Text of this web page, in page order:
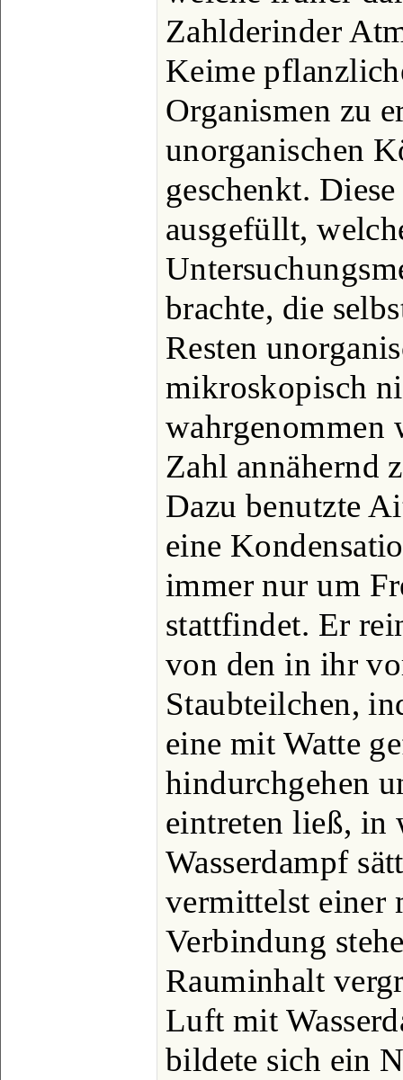
Zahlderinder
Keime
Organismen zu
unorganischen
geschenkt.
ausgefüllt,
brachte, die
Resten
mikroskopisch
wahrgenommen
Zahl annähernd
Dazu benutzte
eine
immer nur um
stattfindet. Er
von den in ihr
Staubteilchen,
eine mit Watte
hindurchgehen
eintreten ließ, in
Wasserdampf
vermittelst einer
Verbindung
Rauminhalt
Luft mit
bildete sich ein